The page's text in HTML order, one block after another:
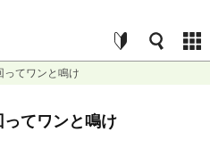
ってワンと鳴け
てワンと鳴け